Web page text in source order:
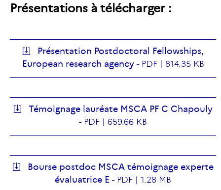
Présentations à télécharger :
Présentation Postdoctoral Fellowships,
European research agency - PDF | 814.35 KB
Témoignage lauréate MSCA PF C Chapouly
- PDF | 659.66 KB
Bourse postdoc MSCA témoignage experte
évaluatrice E - PDF | 1.28 MB